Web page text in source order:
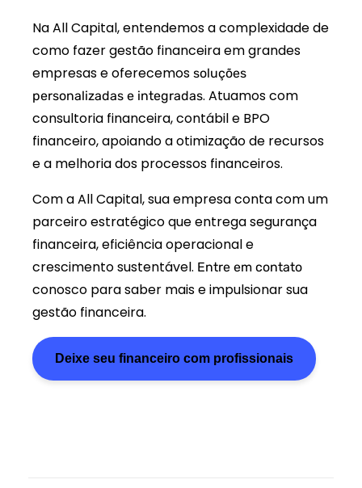
Na All Capital, entendemos a complexidade de
como fazer gestão financeira em grandes
empresas e oferecemos soluções
personalizadas e integradas. Atuamos com
consultoria financeira, contábil e BPO
financeiro, apoiando a otimização de recursos
e a melhoria dos processos financeiros.
Com a All Capital, sua empresa conta com um
parceiro estratégico que entrega segurança
financeira, eficiência operacional e
crescimento sustentável. Entre em contato
conosco para saber mais e impulsionar sua
gestão financeira.
Deixe seu financeiro com profissionais